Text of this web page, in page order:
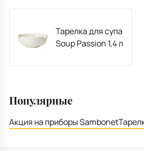
Тарелка для супа
Soup Passion 1,4 л
Популярные
Акция на приборы Sambonet